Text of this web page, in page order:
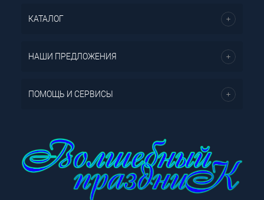
КАТАЛОГ
НАШИ ПРЕДЛОЖЕНИЯ
ПОМОЩЬ И СЕРВИСЫ